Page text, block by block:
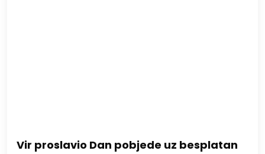
Vir proslavio Dan pobjede uz besplatan